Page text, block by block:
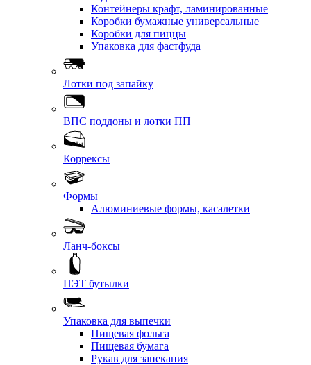
Контейнеры крафт, ламинированные
Коробки бумажные универсальные
Коробки для пиццы
Упаковка для фастфуда
Лотки под запайку
ВПС поддоны и лотки ПП
Коррексы
Формы
Алюминиевые формы, касалетки
Ланч-боксы
ПЭТ бутылки
Упаковка для выпечки
Пищевая фольга
Пищевая бумага
Рукав для запекания